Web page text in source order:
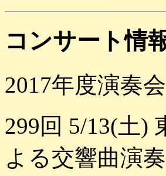
コンサート情
2017年度演奏
299回 5/13(土)
よる交響曲演